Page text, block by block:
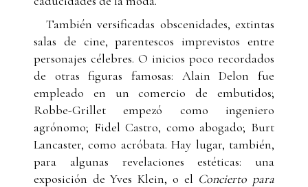
También versificadas obscenidades, extintas
salas de cine, parentescos imprevistos entre
personajes célebres. O inicios poco recordados
de otras figuras famosas: Alain Delon fue
empleado en un comercio de embutidos;
Robbe-Grillet empezó como ingeniero
agrónomo; Fidel Castro, como abogado; Burt
Lancaster, como acróbata. Hay lugar, también,
para algunas revelaciones estéticas: una
exposición de Yves Klein, o el Concierto para